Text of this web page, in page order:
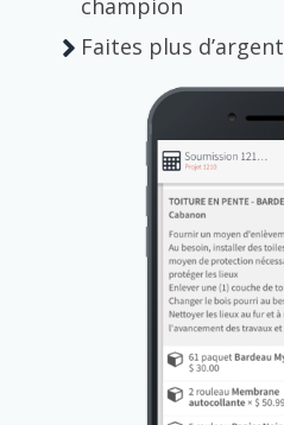
champion
Faites plus d’argent